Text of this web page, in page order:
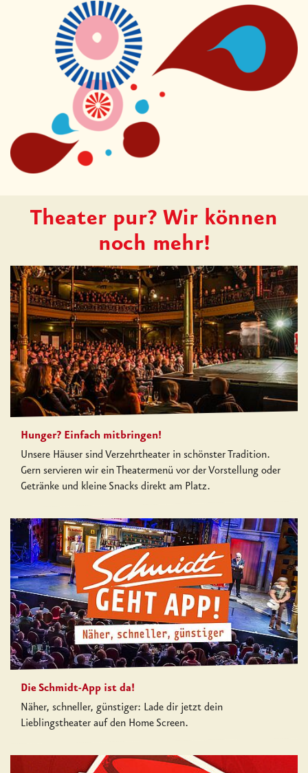
Theater pur? Wir können
noch mehr!
Hunger? Einfach mitbringen!
Unsere Häuser sind Verzehrtheater in schönster Tradition.
Gern servieren wir ein Theatermenü vor der Vorstellung oder
Getränke und kleine Snacks direkt am Platz.
Die Schmidt-App ist da!
Näher, schneller, günstiger: Lade dir jetzt dein
Lieblingstheater auf den Home Screen.